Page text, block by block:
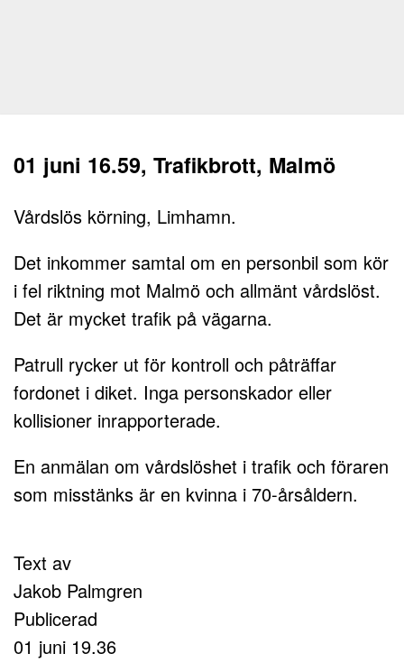
01 juni 16.59, Trafikbrott, Malmö
Vårdslös körning, Limhamn.
Det inkommer samtal om en personbil som kör
i fel riktning mot Malmö och allmänt vårdslöst.
Det är mycket trafik på vägarna.
Patrull rycker ut för kontroll och påträffar
fordonet i diket. Inga personskador eller
kollisioner inrapporterade.
En anmälan om vårdslöshet i trafik och föraren
som misstänks är en kvinna i 70-årsåldern.
Text av
Jakob Palmgren
Publicerad
01 juni 19.36